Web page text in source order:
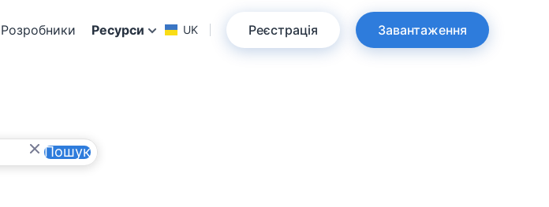
Розробники Ресурси UK Реєстрація Завантаження
Пошук